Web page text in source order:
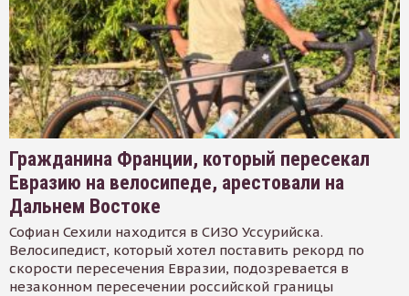
Гражданина Франции, который пересекал
Евразию на велосипеде, арестовали на
Дальнем Востоке
Софиан Сехили находится в СИЗО Уссурийска.
Велосипедист, который хотел поставить рекорд по
скорости пересечения Евразии, подозревается в
незаконном пересечении российской границы